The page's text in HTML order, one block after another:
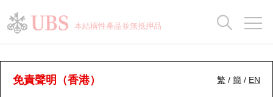
本結構性產品並無抵押品
繁 / 簡 / EN
免責聲明（香港）
牛熊證分析儀
瑞銀認股證一覽
街貨統計
牛熊全景快搜
街貨統計
十大升幅/跌幅
正股分析儀
持股比重
每月輪證大市專題